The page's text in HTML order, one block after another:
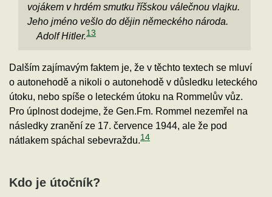
vojákem v hrdém smutku říšskou válečnou vlajku.
Jeho jméno vešlo do dějin německého národa.
Adolf Hitler. 13
Dalším zajímavým faktem je, že v těchto textech se mluví
o autonehodě a nikoli o autonehodě v důsledku leteckého
útoku, nebo spíše o leteckém útoku na Rommelův vůz.
Pro úplnost dodejme, že Gen.Fm. Rommel nezemřel na
následky zranění ze 17. července 1944, ale že pod
nátlakem spáchal sebevraždu.14
Kdo je útočník?